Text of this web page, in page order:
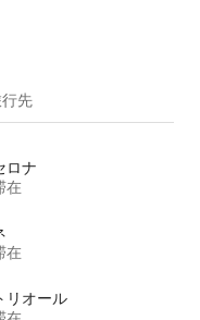
先
ロナ
在
在
リオール